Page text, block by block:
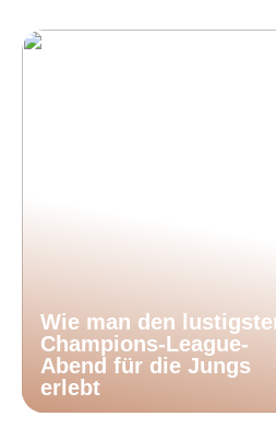
Wie man den
Champions-League-
Abend für die Jungs
erlebt